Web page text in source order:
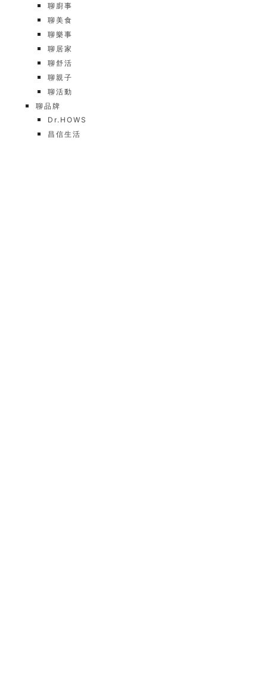
聊廚事
聊美食
聊樂事
聊居家
聊舒活
聊親子
聊活動
聊品牌
Dr.HOWS
昌信生活